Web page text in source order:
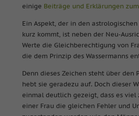
einige Beiträge und Erklärungen
Ein Aspekt, der in den
kurz kommt, ist neben der Neu-
Werte die Gleichberechtigung von
die dem Prinzip des Wassermanns
Denn dieses Zeichen steht über den
hebt sie geradezu auf. Doch dieser
einmal deutlich gezeigt, dass es viel
einer Frau die gleichen Fehler und